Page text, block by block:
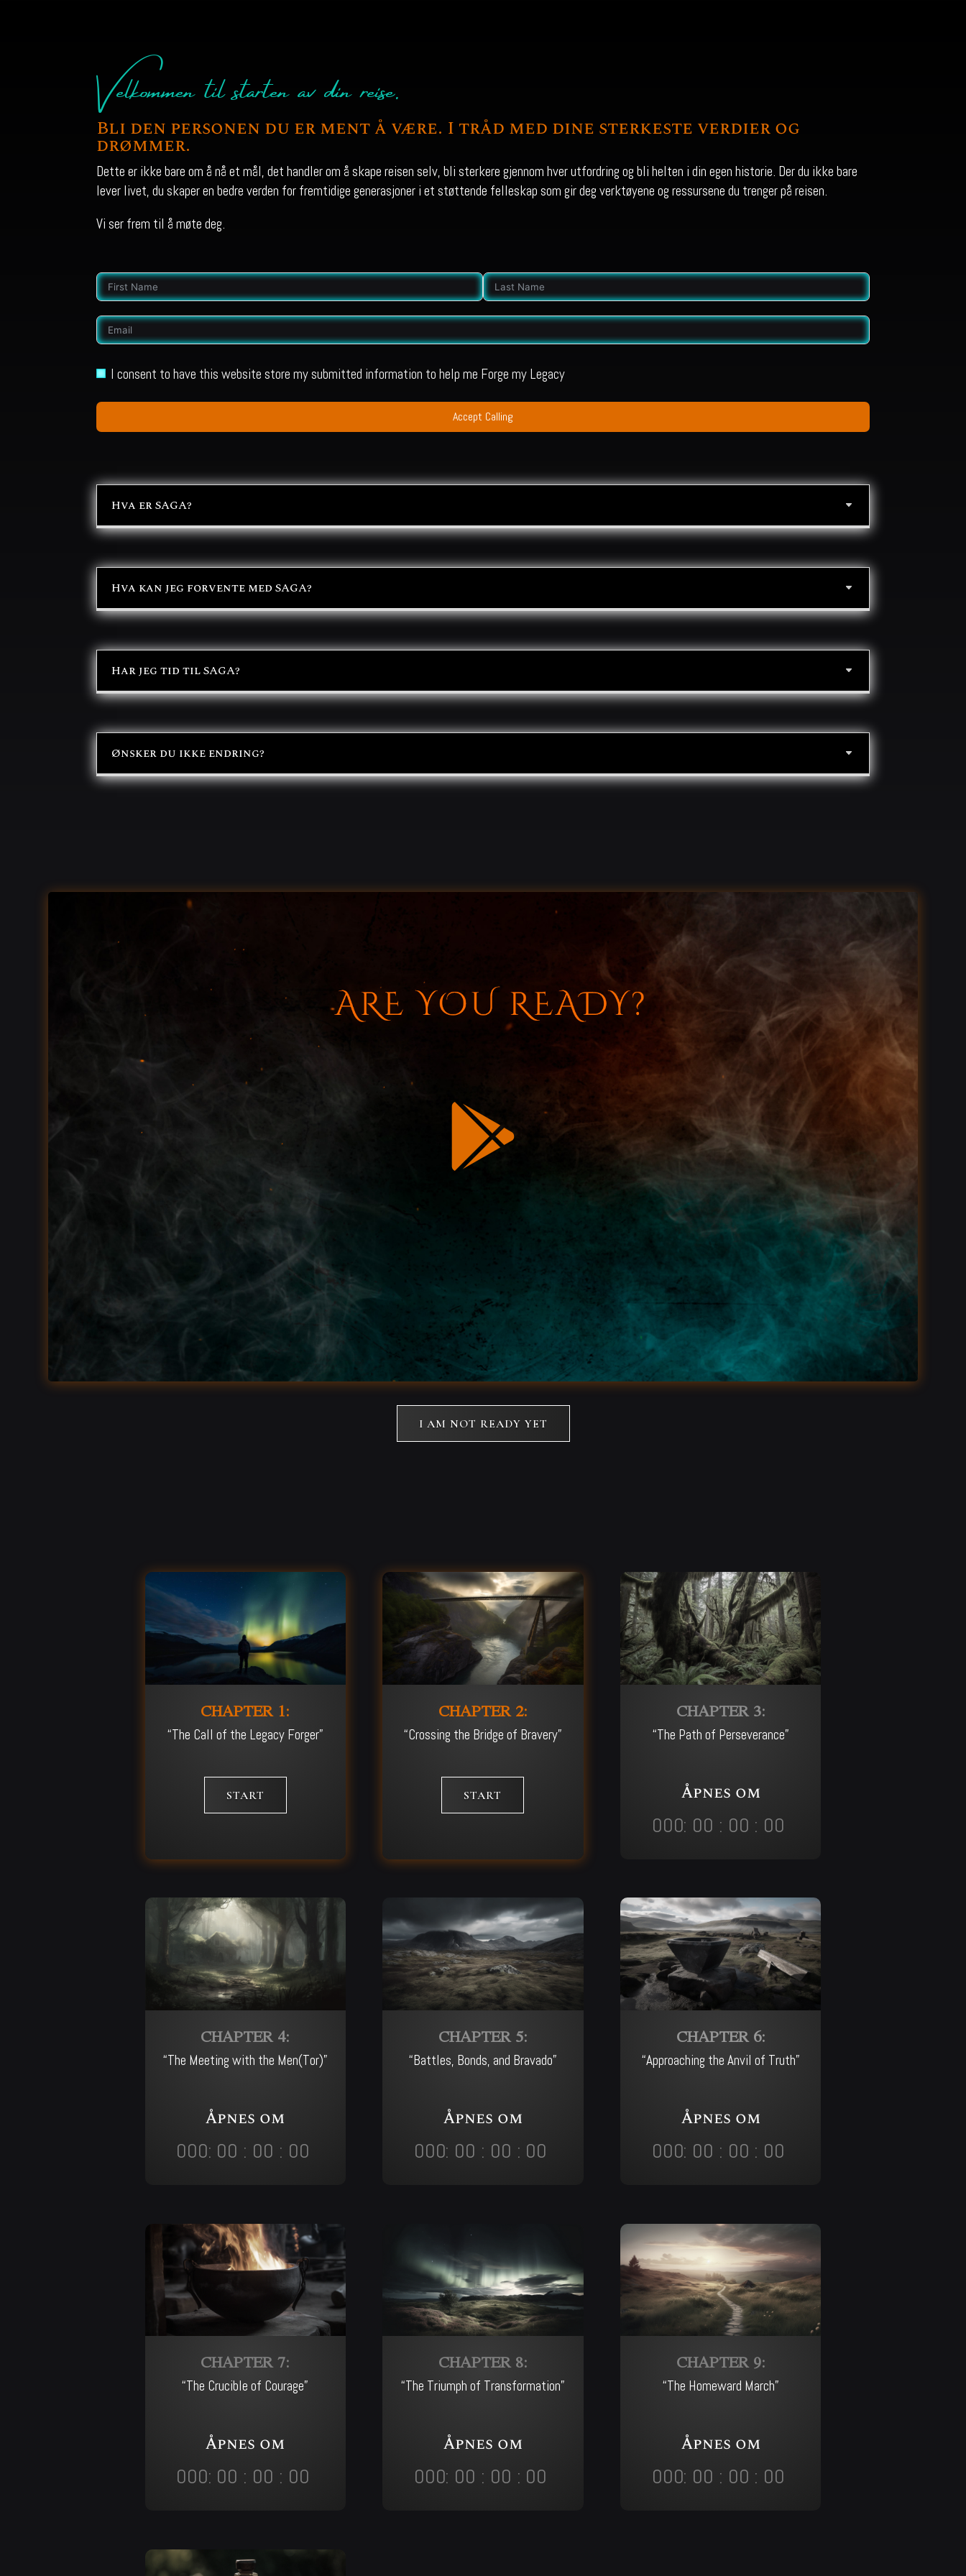
Velkommen til starten av din reise.
Bli den personen du er ment å være. I tråd med dine sterkeste verdier og
drømmer.
Dette er ikke bare om å nå et mål, det handler om å skape reisen selv, bli sterkere gjennom hver utfordring og bli helten i din egen historie. Der du ikke bare
lever livet, du skaper en bedre verden for fremtidige generasjoner i et støttende felleskap som gir deg verktøyene og ressursene du trenger på reisen.
Vi ser frem til å møte deg.
I consent to have this website store my submitted information to help me Forge my Legacy
Accept Calling
Hva er SAGA?
Hva kan jeg forvente med SAGA?
Har jeg tid til SAGA?
Ønsker du ikke endring?
I AM NOT READY YET
CHAPTER 1:
“The Call of the Legacy Forger”
START
CHAPTER 2:
“Crossing the Bridge of Bravery”
START
CHAPTER 3:
“The Path of Perseverance”
Åpnes om
000: 00 : 00 : 00
CHAPTER 4:
“The Meeting with the Men(Tor)”
Åpnes om
000: 00 : 00 : 00
CHAPTER 5:
“Battles, Bonds, and Bravado”
Åpnes om
000: 00 : 00 : 00
CHAPTER 6:
“Approaching the Anvil of Truth”
Åpnes om
000: 00 : 00 : 00
CHAPTER 7:
“The Crucible of Courage”
Åpnes om
000: 00 : 00 : 00
CHAPTER 8:
“The Triumph of Transformation”
Åpnes om
000: 00 : 00 : 00
CHAPTER 9:
“The Homeward March”
Åpnes om
000: 00 : 00 : 00